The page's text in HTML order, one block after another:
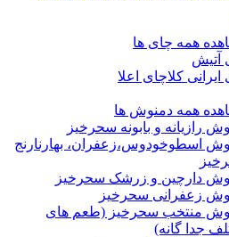
همه چای ها
آتیش
ایرانی کلاچای اعلا
همه دمنوش ها
رازیانه و بابونه سحرخیز
اسطوخودوس،زعفران، بهارنارنج
دارچین و زرشک سحرخیز
زعفرانی سحرخیز
منتخب سحرخیز (طعم های
جدا گانه)